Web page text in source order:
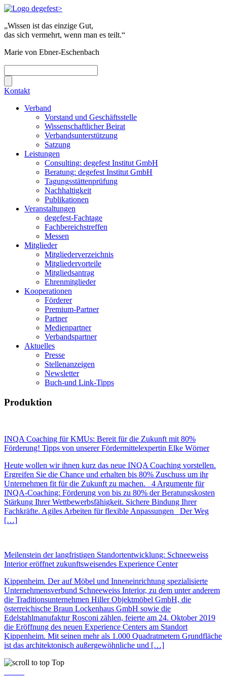
„Wissen ist das einzige Gut,
das sich vermehrt, wenn man es teilt.“
Marie von Ebner-Eschenbach
Kontakt
Verband
Vorstand und Geschäftsstelle
Wissenschaftlicher Beirat
Verbandsunterstützung
Satzung
Leistungen
Consulting: degefest Institut GmbH
Beratung: degefest Institut GmbH
Tagungsstättenprüfung
Nachhaltigkeit
Publikationen
Veranstaltungen
degefest-Fachtage
Fachbereichstreffen
Messen
Mitglieder
Mitgliederverzeichnis
Mitgliedervorteile
Mitgliedsantrag
Ehrenmitglieder
Kooperationen
Förderer
Premium-Partner
Partner
Medienpartner
Verbandspartner
Aktuelles
Presse
Stellenanzeigen
Newsletter
Buch-und Link-Tipps
Produktion
INQA Coaching für KMUs: Bereit für die Zukunft mit 80%
Förderung! Tipps von unserer Fördermittelexpertin Elke Wörner
Heute wollen wir ihnen kurz das neue INQA Coaching vorstellen.
Ergreifen Sie die Chance und erhalten bis 80% Zuschuss um ihr
Unternehmen fit für die Zukunft zu machen. 4 Argumente für
INQA-Coaching: Förderung von bis zu 80% der Beratungskosten
Stärkung Ihrer Wettbewerbsfähigkeit. Sichere Bindung Ihrer
Fachkräfte. Agiles Arbeiten für flexible Anpassungen Der Weg
[…]
Meilenstein der langfristigen Standortentwicklung: Schneeweiss
Interior eröffnet zukunftsweisendes Experience Center
Kippenheim. Der auf Möbel und Inneneinrichtung spezialisierte
Unternehmensverbund Schneeweiss Interior, zu dem unter anderem
die Traditionsunternehmen Hiller Objektmöbel GmbH, die
österreichische Braun Lockenhaus GmbH sowie die
Edelstahlmanufaktur Rosconi zählen, feierte am 24. Oktober 2019
die Eröffnung des neuen Experience Centers am Standort
Kippenheim. Mit seinen mehr als 1.000 Quadratmetern Grundfläche
ist das architektonisch außergewöhnliche und […]
Top